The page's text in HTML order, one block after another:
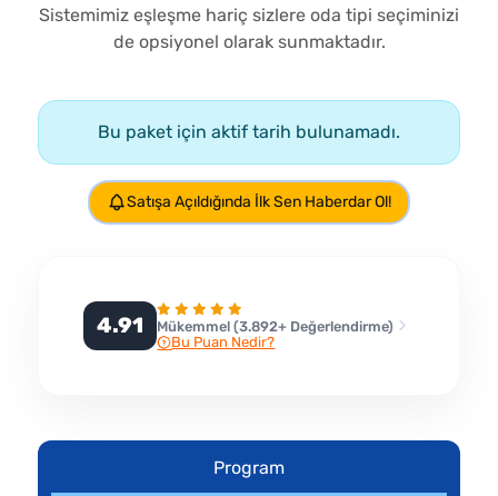
Sistemimiz eşleşme hariç sizlere oda tipi seçiminizi
de opsiyonel olarak sunmaktadır.
Bu paket için aktif tarih bulunamadı.
Satışa Açıldığında İlk Sen Haberdar Ol!
4.91
Mükemmel (3.892+ Değerlendirme)
Bu Puan Nedir?
Program